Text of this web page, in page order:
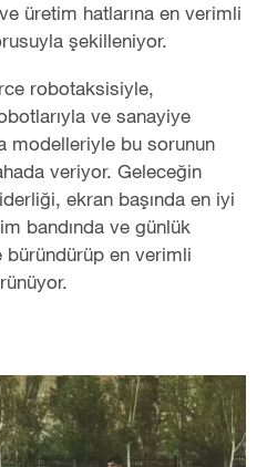
üretim hatlarına en verimli
şekilleniyor.
robotaksisiyle,
ve sanayiye
modelleriyle bu sorunun
veriyor. Geleceğin
ekran başında en iyi
bandında ve günlük
büründürüp en verimli